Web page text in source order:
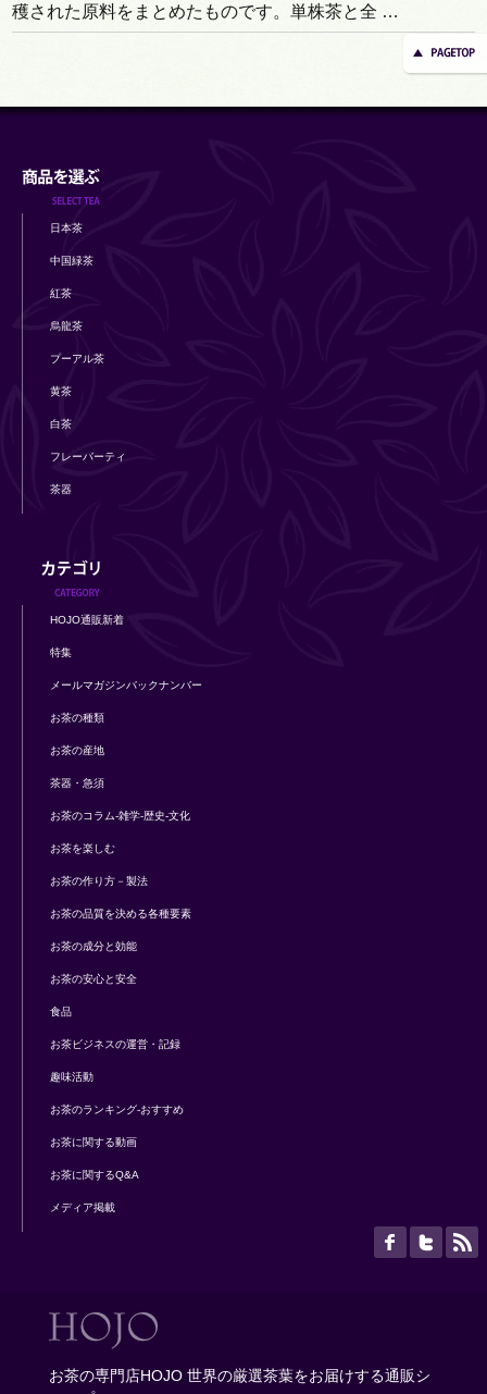
穫された原料をまとめたものです。単株茶と全 …
日本茶
中国緑茶
紅茶
烏龍茶
プーアル茶
黄茶
白茶
フレーバーティ
茶器
HOJO通販新着
特集
メールマガジンバックナンバー
お茶の種類
お茶の産地
茶器・急須
お茶のコラム-雑学-歴史-文化
お茶を楽しむ
お茶の作り方－製法
お茶の品質を決める各種要素
お茶の成分と効能
お茶の安心と安全
食品
お茶ビジネスの運営・記録
趣味活動
お茶のランキング-おすすめ
お茶に関する動画
お茶に関するQ&A
メディア掲載
お茶の専門店HOJO 世界の厳選茶葉をお届けする通販シ